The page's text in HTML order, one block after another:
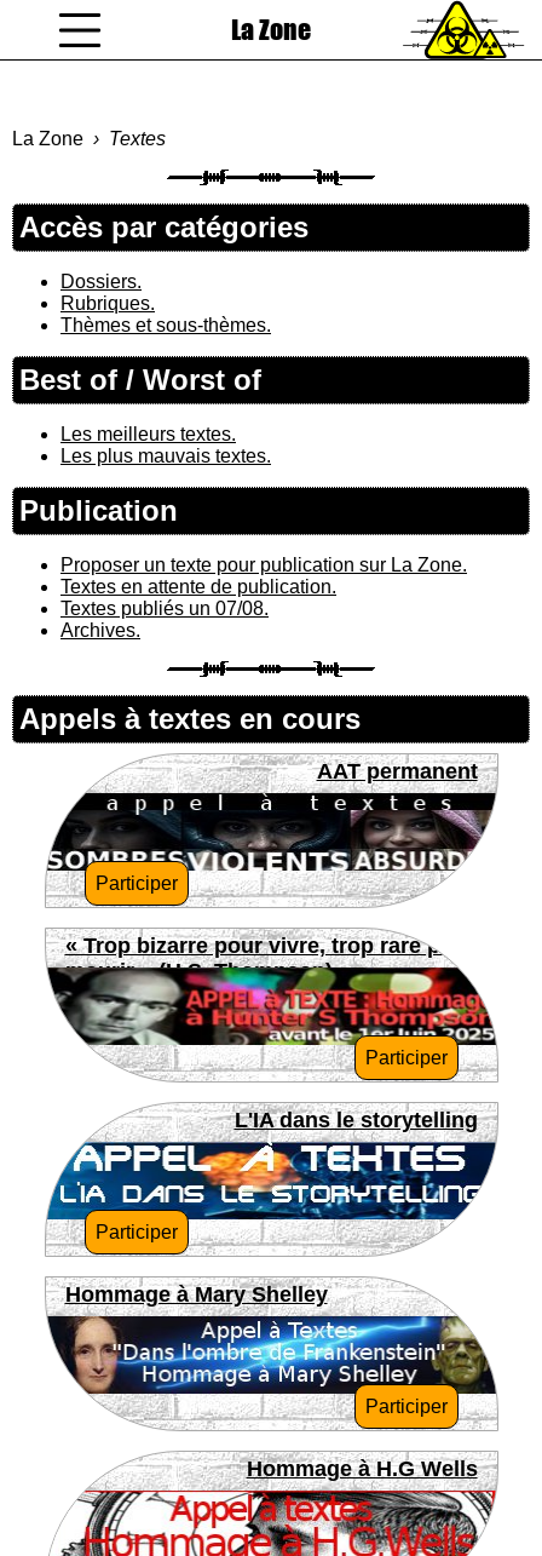
La Zone
La Zone Textes
Accès par catégories
Dossiers.
Rubriques.
Thèmes et sous-thèmes.
Best of / Worst of
Les meilleurs textes.
Les plus mauvais textes.
Publication
Proposer un texte pour publication sur La Zone.
Textes en attente de publication.
Textes publiés un 07/08.
Archives.
Appels à textes en cours
AAT permanent
Participer
« Trop bizarre pour vivre, trop rare pour
mourir » (H.S. Thompson)
Participer
L'IA dans le storytelling
Participer
Hommage à Mary Shelley
Participer
Hommage à H.G Wells